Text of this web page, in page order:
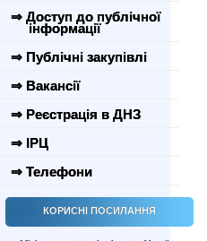
⇒ Доступ до публічної
інформації
⇒ Публічні закупівлі
⇒ Вакансії
⇒ Реєстрація в ДНЗ
⇒ ІРЦ
⇒ Телефони
КОРИСНІ ПОСИЛАННЯ